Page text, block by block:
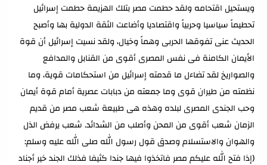
ويستحيل اقتحامه ولقد حطمت مصر بتلك الهزيمة حطمت إسرائيل
تحطيماً سياسيا وحربياً واقتصاديا وأضاعت الثقة الدولية بها وأصبح
الحديث عنى تفوقها الحربى وهماً وخيال، ولقد نسيت إسرائيل أن قوة
الأيمان الكامنة فى نفس المصرى أقوى من القنابل والمدافع
والصواريخ لقد تضاءل ما قدمته إسرائيل من استحكامات قوية، وما
نظمته من طيران قوى وما جمعته من دبابات عصرية أمام قوة أيمان
وحب الجندى المصرى لبلده وهذه هى طبيعة شعب مصر من قديم
الزمان شعب أقوى من المحن وأصلب من الشدائد. شعب يرفض الذل
والهوان والاستسلام وصدق قول رسول الله صلى الله عليه وسلم:
(إذا فتح الله عليكم مصر فاتخذوا فيها جندا كثيفا فذلك الجند خير أجناد